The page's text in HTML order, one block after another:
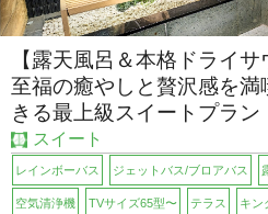
【露天風呂＆本格ドライ
至福の癒やしと贅沢感を
きる最上級スイートプラン
スイート
レインボーバス ジェットバス/ブロアバス
空気清浄機 TVサイズ65型〜 テラス キン